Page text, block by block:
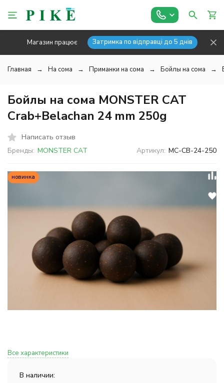
Магазин працює Затримка по відправці до 5 днів
Главная На сома Приманки на сома Бойлы на сома
Бойлы на сома MONSTER CAT
Crab+Belachan 24 mm 250g
Написать отзыв
Бренды: MONSTER CAT Артикул: MC-CB-24-250
новинка
Все характеристики
В наличии: